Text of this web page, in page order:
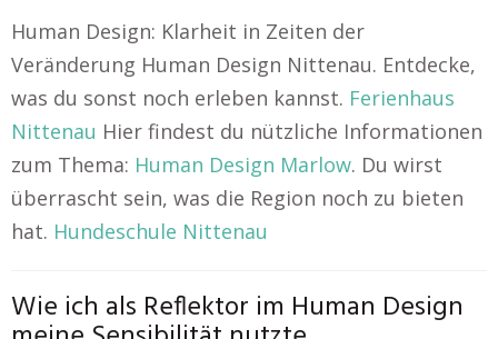
Human Design: Klarheit in Zeiten der
Veränderung Human Design Nittenau. Entdecke,
was du sonst noch erleben kannst. Ferienhaus
Nittenau Hier findest du nützliche Informationen
zum Thema: Human Design Marlow. Du wirst
überrascht sein, was die Region noch zu bieten
hat. Hundeschule Nittenau
Wie ich als Reflektor im Human Design